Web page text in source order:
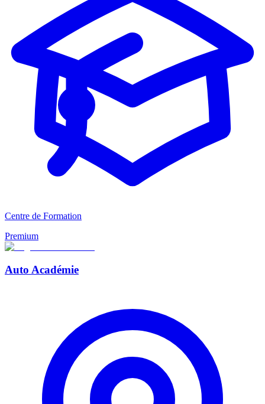
Centre de Formation
Premium
Auto Académie